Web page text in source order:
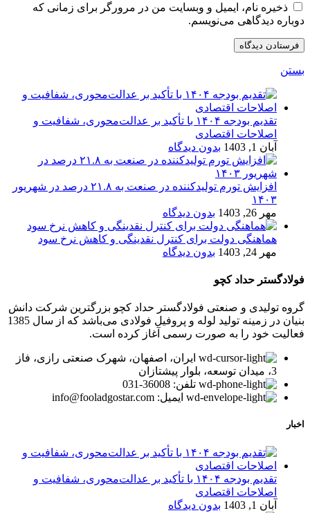
ذخیره نام، ایمیل و وبسایت من در مرورگر برای زمانی که
دوباره دیدگاهی می‌نویسم.
بستن
تقدیم بودجه ۱۴۰۴ با تأکید بر عدالت‌محوری، شفافیت و
اصلاحات اقتصادی
آبان 1, 1403
بدون دیدگاه
افزایش تورم تولیدکننده در صنعت به ۲۱.۸ درصد در شهریور
۱۴۰۳
مهر 26, 1403
بدون دیدگاه
هماهنگی دولت برای کنترل نقدینگی و کاهش نرخ سود
مهر 24, 1403
بدون دیدگاه
فولادگستر حداد کچو
گروه تولیدی و صنعتی فولادگستر حداد کچو بزرگترین شرکت دانش
بنیان در زمینه تولید لوله و پروفیل فولادی می‌باشد که از سال 1385
فعالیت خود را به صورت رسمی آغاز کرده است.
ایران، اصفهان، شهرک صنعتی رازی، فاز
3، میدان توسعه، بلوار پیشتازان
تلفن: 36008-031
ایمیل: info@fooladgostar.com
اخبار
تقدیم بودجه ۱۴۰۴ با تأکید بر عدالت‌محوری، شفافیت و
اصلاحات اقتصادی
آبان 1, 1403
بدون دیدگاه